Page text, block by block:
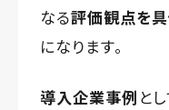
なる評価観点を
になります。
導入企業事例 と